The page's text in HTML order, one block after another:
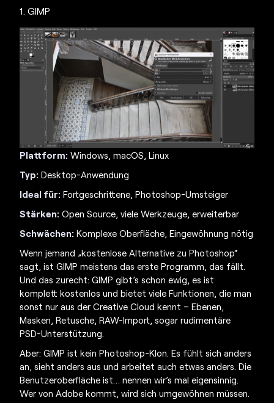
1. GIMP
Plattform: Windows, macOS, Linux
Typ: Desktop-Anwendung
Ideal für: Fortgeschrittene, Photoshop-Umsteiger
Stärken: Open Source, viele Werkzeuge, erweiterbar
Schwächen: Komplexe Oberfläche, Eingewöhnung nötig
Wenn jemand „kostenlose Alternative zu Photoshop“
sagt, ist GIMP meistens das erste Programm, das fällt.
Und das zurecht: GIMP gibt’s schon ewig, es ist
komplett kostenlos und bietet viele Funktionen, die man
sonst nur aus der Creative Cloud kennt – Ebenen,
Masken, Retusche, RAW-Import, sogar rudimentäre
PSD-Unterstützung.
Aber: GIMP ist kein Photoshop-Klon. Es fühlt sich anders
an, sieht anders aus und arbeitet auch etwas anders. Die
Benutzeroberfläche ist… nennen wir’s mal eigensinnig.
Wer von Adobe kommt, wird sich umgewöhnen müssen.